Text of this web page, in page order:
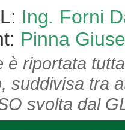
Ing. Forni
Pinna
è riportata
suddivisa tra
svolta dal